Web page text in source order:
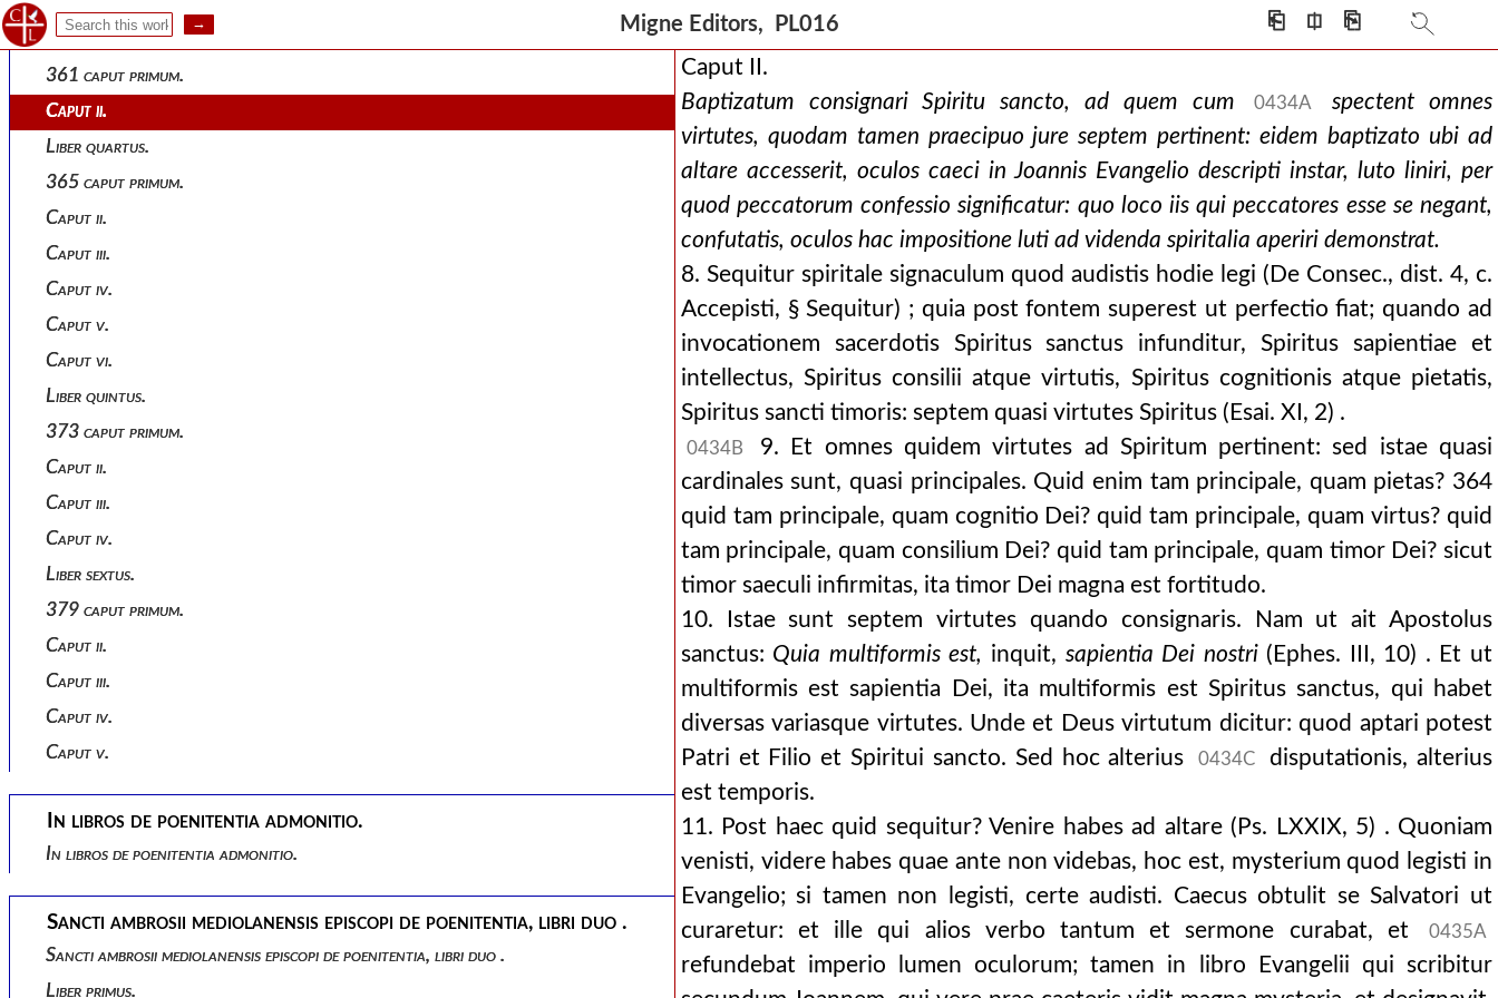
Migne Editors, PL016 ⎗ ⎅ ⎘
Liber tertius.
361 caput primum.
Caput ii.
Liber quartus.
365 caput primum.
Caput ii.
Caput iii.
Caput iv.
Caput v.
Caput vi.
Liber quintus.
373 caput primum.
Caput ii.
Caput iii.
Caput iv.
Liber sextus.
379 caput primum.
Caput ii.
Caput iii.
Caput iv.
Caput v.
In libros de poenitentia admonitio.
In libros de poenitentia admonitio.
Sancti ambrosii mediolanensis episcopi de poenitentia, libri duo .
Sancti ambrosii mediolanensis episcopi de poenitentia, libri duo .
Liber primus.
Caput II.
Baptizatum consignari Spiritu sancto, ad quem cum
0434A
spectent omnes
virtutes, quodam tamen praecipuo jure septem pertinent: eidem baptizato ubi ad
altare accesserit, oculos caeci in Joannis Evangelio descripti instar, luto liniri, per
quod peccatorum confessio significatur: quo loco iis qui peccatores esse se negant,
confutatis, oculos hac impositione luti ad videnda spiritalia aperiri demonstrat.
8. Sequitur spiritale signaculum quod audistis hodie legi (De Consec., dist. 4, c.
Accepisti, § Sequitur) ; quia post fontem superest ut perfectio fiat; quando ad
invocationem sacerdotis Spiritus sanctus infunditur, Spiritus sapientiae et
intellectus, Spiritus consilii atque virtutis, Spiritus cognitionis atque pietatis,
Spiritus sancti timoris: septem quasi virtutes Spiritus (Esai. XI, 2) .
0434B
9. Et omnes quidem virtutes ad Spiritum pertinent: sed istae quasi
cardinales sunt, quasi principales. Quid enim tam principale, quam pietas? 364
quid tam principale, quam cognitio Dei? quid tam principale, quam virtus? quid
tam principale, quam consilium Dei? quid tam principale, quam timor Dei? sicut
timor saeculi infirmitas, ita timor Dei magna est fortitudo.
10. Istae sunt septem virtutes quando consignaris. Nam ut ait Apostolus
sanctus: Quia multiformis est, inquit, sapientia Dei nostri(Ephes. III, 10) . Et ut
multiformis est sapientia Dei, ita multiformis est Spiritus sanctus, qui habet
diversas variasque virtutes. Unde et Deus virtutum dicitur: quod aptari potest
Patri et Filio et Spiritui sancto. Sed hoc alterius
0434C
disputationis, alterius
est temporis.
11. Post haec quid sequitur? Venire habes ad altare (Ps. LXXIX, 5) . Quoniam
venisti, videre habes quae ante non videbas, hoc est, mysterium quod legisti in
Evangelio; si tamen non legisti, certe audisti. Caecus obtulit se Salvatori ut
curaretur: et ille qui alios verbo tantum et sermone curabat, et
0435A
refundebat imperio lumen oculorum; tamen in libro Evangelii qui scribitur